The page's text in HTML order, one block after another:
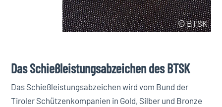
© BTSK
Das Schießleistungsabzeichen des BTSK
Das Schießleistungsabzeichen wird vom Bund der
Tiroler Schützenkompanien in Gold, Silber und Bronze